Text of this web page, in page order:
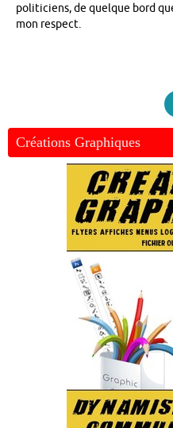
politiciens, de quelque bord
mon respect.
Créations Graphiques